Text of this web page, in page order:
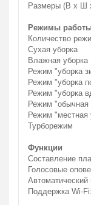
Размеры (В x Ш
Режимы
Количество
Сухая уборка
Влажная уборка
Режим "уборка
Режим "уборка
Режим "уборка
Режим "обычная
Режим "местная
Турборежим
Функции
Составление
Голосовые
Автоматический
Поддержка Wi-